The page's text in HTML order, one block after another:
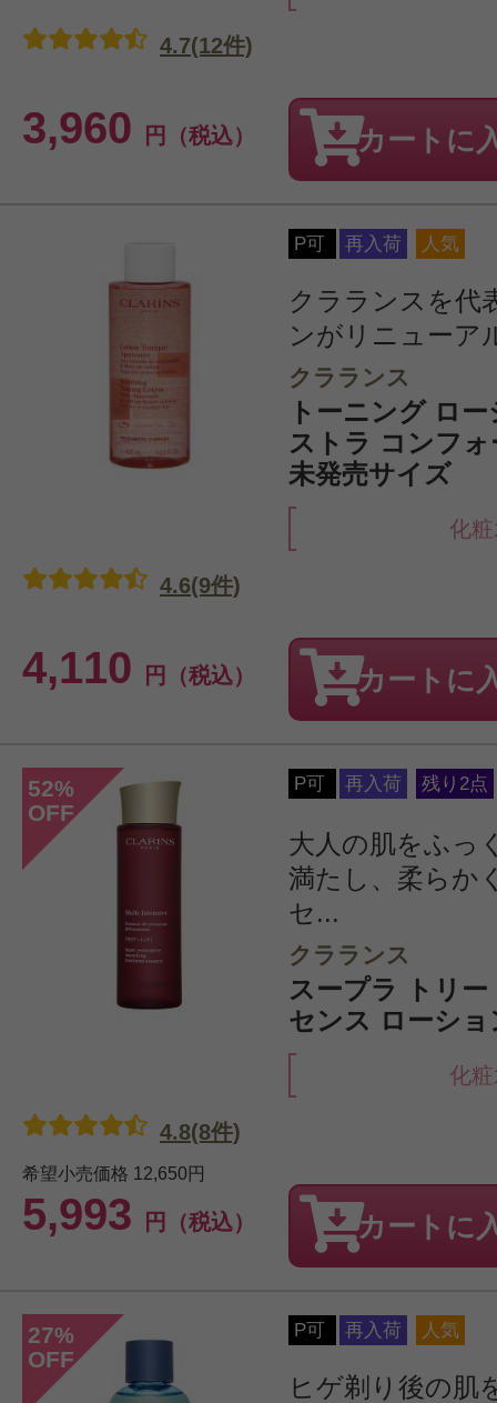
3,960 円（税込）
4.7(12件)
カートに
P可 再入荷 人気
クラランスを代
ンがリニューア
クラランス
トーニング ロ
ストラ コンフ
未発売サイズ
化
4,110 円（税込）
4.6(9件)
カートに
52%
OFF
P可 再入荷 残り2点
大人の肌をふっ
満たし、柔らか
セ...
クラランス
スープラ トリ
センス ローシ
化
希望小売価格 12,650円
5,993 円（税込）
4.8(8件)
カートに
27%
OFF
P可 再入荷 人気
ヒゲ剃り後の肌